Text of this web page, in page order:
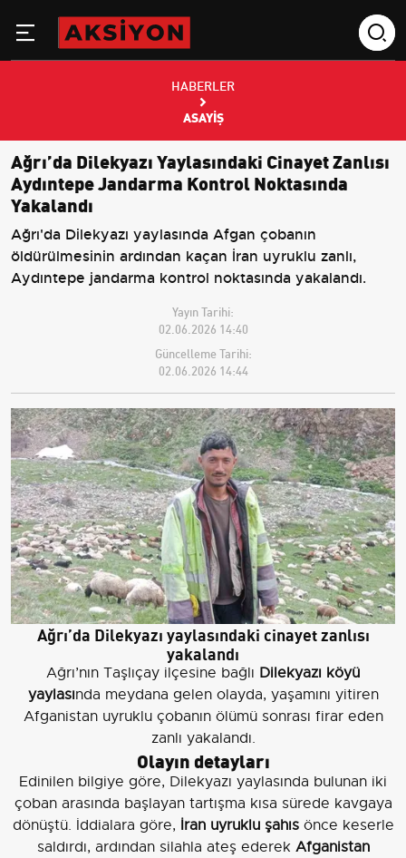
HABERLER
ASAYIŞ
Ağrı’da Dilekyazı Yaylasındaki Cinayet Zanlısı
Aydıntepe Jandarma Kontrol Noktasında
Yakalandı
Ağrı'da Dilekyazı yaylasında Afgan çobanın
öldürülmesinin ardından kaçan İran uyruklu zanlı,
Aydıntepe jandarma kontrol noktasında yakalandı.
Yayın Tarihi:
02.06.2026 14:40
Güncelleme Tarihi:
02.06.2026 14:44
Ağrı’da Dilekyazı yaylasındaki cinayet zanlısı
yakalandı
Ağrı’nın Taşlıçay ilçesine bağlı Dilekyazı köyü
yaylasında meydana gelen olayda, yaşamını yitiren
Afganistan uyruklu çobanın ölümü sonrası firar eden
zanlı yakalandı.
Olayın detayları
Edinilen bilgiye göre, Dilekyazı yaylasında bulunan iki
çoban arasında başlayan tartışma kısa sürede kavgaya
dönüştü. İddialara göre, İran uyruklu şahısönce keserle
saldırdı, ardından silahla ateş ederek Afganistan